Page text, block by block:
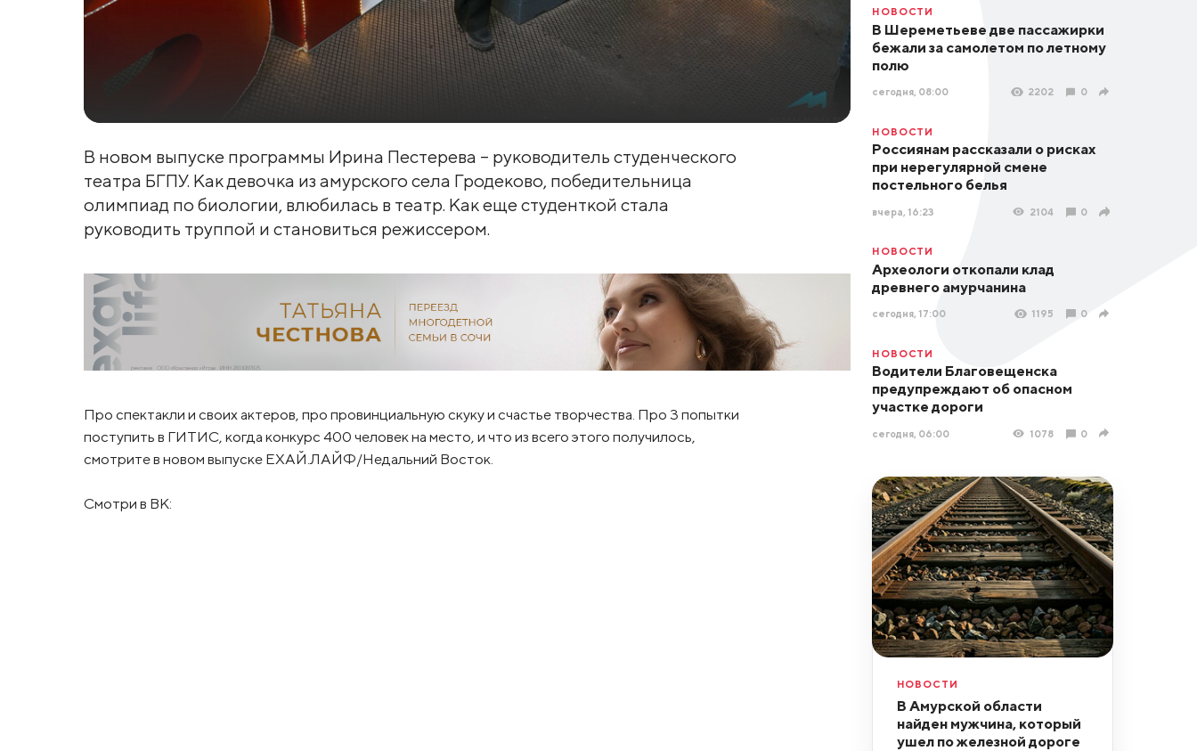
В новом выпуске программы Ирина Пестерева – руководитель студенческого
театра БГПУ. Как девочка из амурского села Гродеково, победительница
олимпиад по биологии, влюбилась в театр. Как еще студенткой стала
руководить труппой и становиться режиссером.
Про спектакли и своих актеров, про провинциальную скуку и счастье творчества. Про 3 попытки
поступить в ГИТИС, когда конкурс 400 человек на место, и что из всего этого получилось,
смотрите в новом выпуске ЕХАЙ.ЛАЙФ/Недальний Восток.
Смотри в ВК:
НОВОСТИ
В Шереметьеве две пассажирки
бежали за самолетом по летному
полю
сегодня, 08:00 2202 0
НОВОСТИ
Россиянам рассказали о рисках
при нерегулярной смене
постельного белья
вчера, 16:23 2104 0
НОВОСТИ
Археологи откопали клад
древнего амурчанина
сегодня, 17:00 1195 0
НОВОСТИ
Водители Благовещенска
предупреждают об опасном
участке дороги
сегодня, 06:00 1078 0
НОВОСТИ
В Амурской области
найден мужчина, который
ушел по железной дороге